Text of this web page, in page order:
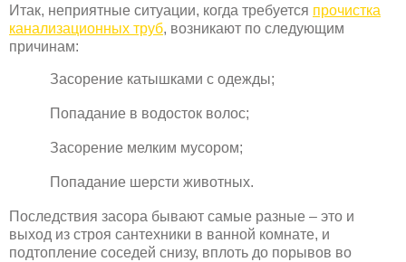
Итак, неприятные ситуации, когда требуется прочистка
канализационных труб, возникают по следующим
причинам:
Засорение катышками с одежды;
Попадание в водосток волос;
Засорение мелким мусором;
Попадание шерсти животных.
Последствия засора бывают самые разные – это и
выход из строя сантехники в ванной комнате, и
подтопление соседей снизу, вплоть до порывов во